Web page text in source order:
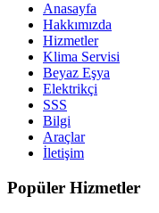
Anasayfa
Hakkımızda
Hizmetler
Klima Servisi
Beyaz Eşya
Elektrikçi
SSS
Bilgi
Araçlar
İletişim
Popüler Hizmetler